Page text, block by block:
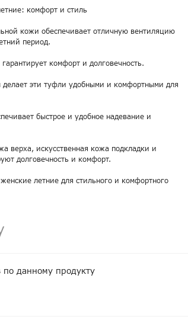
комфорт и стиль
кожи обеспечивает отличную вентиляцию
период.
комфорт и долговечность.
эти туфли удобными и комфортными для
быстрое и удобное надевание и
верха, искусственная кожа подкладки и
долговечность и комфорт.
летние для стильного и комфортного
по данному продукту